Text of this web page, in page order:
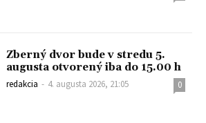
Zberný dvor bude v stredu 5.
augusta otvorený iba do 15.00 h
redakcia - 4. augusta 2026, 21:05 0